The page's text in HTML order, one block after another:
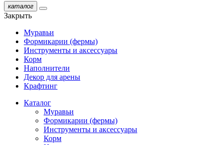
каталог
Закрыть
Муравьи
Формикарии (фермы)
Инструменты и аксессуары
Корм
Наполнители
Декор для арены
Крафтинг
Каталог
Муравьи
Формикарии (фермы)
Инструменты и аксессуары
Корм